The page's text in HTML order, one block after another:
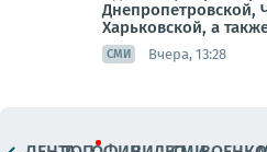
Днепропетровской,
Харьковской, а
СМИ Вчера, 13:28